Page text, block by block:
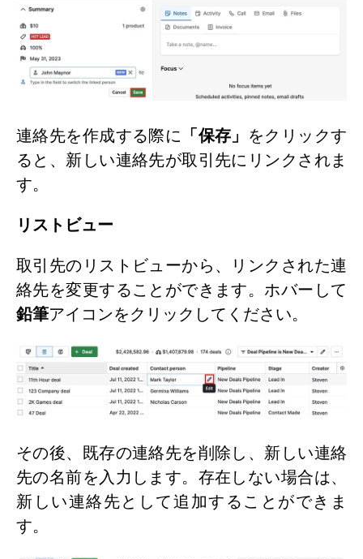
連絡先を作成する際に 「保存」 をクリックす
ると、新しい連絡先が取引先にリンクされま
す。
リストビュー
取引先のリストビューから、リンクされた連
絡先を変更することができます。ホバーして
鉛筆アイコンをクリックしてください。
その後、既存の連絡先を削除し、新しい連絡
先の名前を入力します。存在しない場合は、
新しい連絡先として追加することができま
す。